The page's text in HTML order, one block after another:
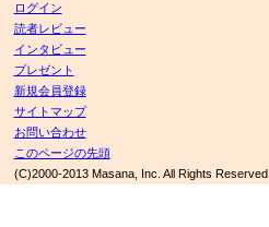
ログイン
読者レビュー
インタビュー
プレゼント
新規会員登録
サイトマップ
お問い合わせ
このページの先頭
(C)2000-2013 Masana, Inc. All Rights Reserved.